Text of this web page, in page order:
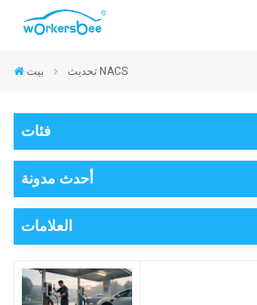
بيت تحديث NACS
فئات
أحدث مدونة
العلامات